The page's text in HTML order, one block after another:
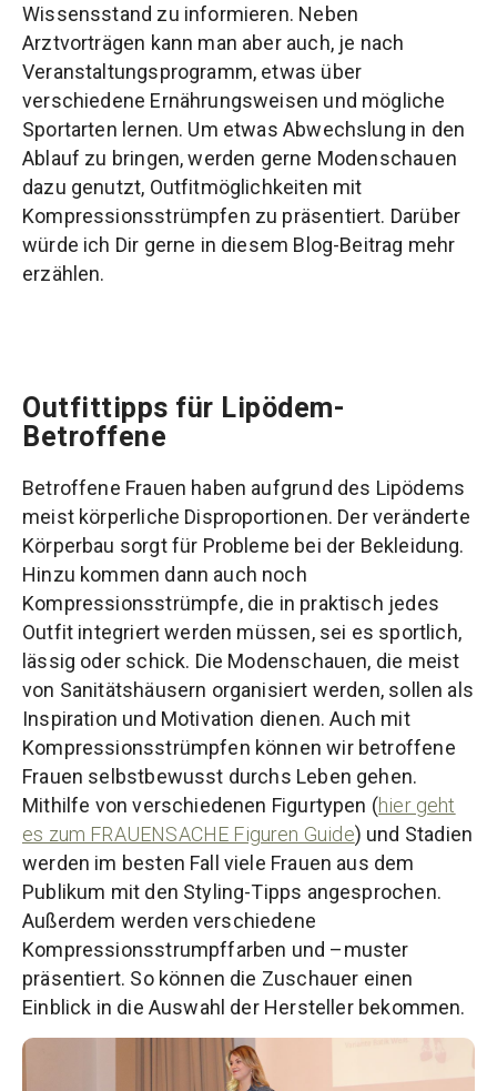
Wissensstand zu informieren. Neben
Arztvorträgen kann man aber auch, je nach
Veranstaltungsprogramm, etwas über
verschiedene Ernährungsweisen und mögliche
Sportarten lernen. Um etwas Abwechslung in den
Ablauf zu bringen, werden gerne Modenschauen
dazu genutzt, Outfitmöglichkeiten mit
Kompressionsstrümpfen zu präsentiert. Darüber
würde ich Dir gerne in diesem Blog-Beitrag mehr
erzählen.
Outfittipps für Lipödem-
Betroffene
Betroffene Frauen haben aufgrund des Lipödems
meist körperliche Disproportionen. Der veränderte
Körperbau sorgt für Probleme bei der Bekleidung.
Hinzu kommen dann auch noch
Kompressionsstrümpfe, die in praktisch jedes
Outfit integriert werden müssen, sei es sportlich,
lässig oder schick. Die Modenschauen, die meist
von Sanitätshäusern organisiert werden, sollen als
Inspiration und Motivation dienen. Auch mit
Kompressionsstrümpfen können wir betroffene
Frauen selbstbewusst durchs Leben gehen.
Mithilfe von verschiedenen Figurtypen (hier geht
es zum FRAUENSACHE Figuren Guide) und Stadien
werden im besten Fall viele Frauen aus dem
Publikum mit den Styling-Tipps angesprochen.
Außerdem werden verschiedene
Kompressionsstrumpffarben und –muster
präsentiert. So können die Zuschauer einen
Einblick in die Auswahl der Hersteller bekommen.